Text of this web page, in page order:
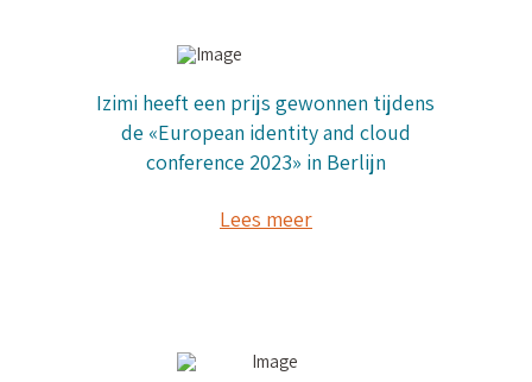
Izimi heeft een prijs gewonnen tijdens
de «European identity and cloud
conference 2023» in Berlijn
Lees meer